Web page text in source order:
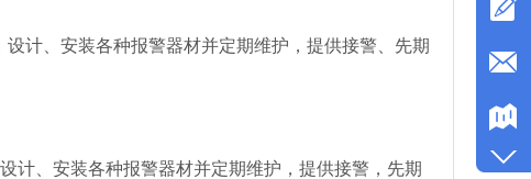
、安装各种报警器材并定期维护，提供接警、先期
、安装各种报警器材并定期维护，提供接警，先期